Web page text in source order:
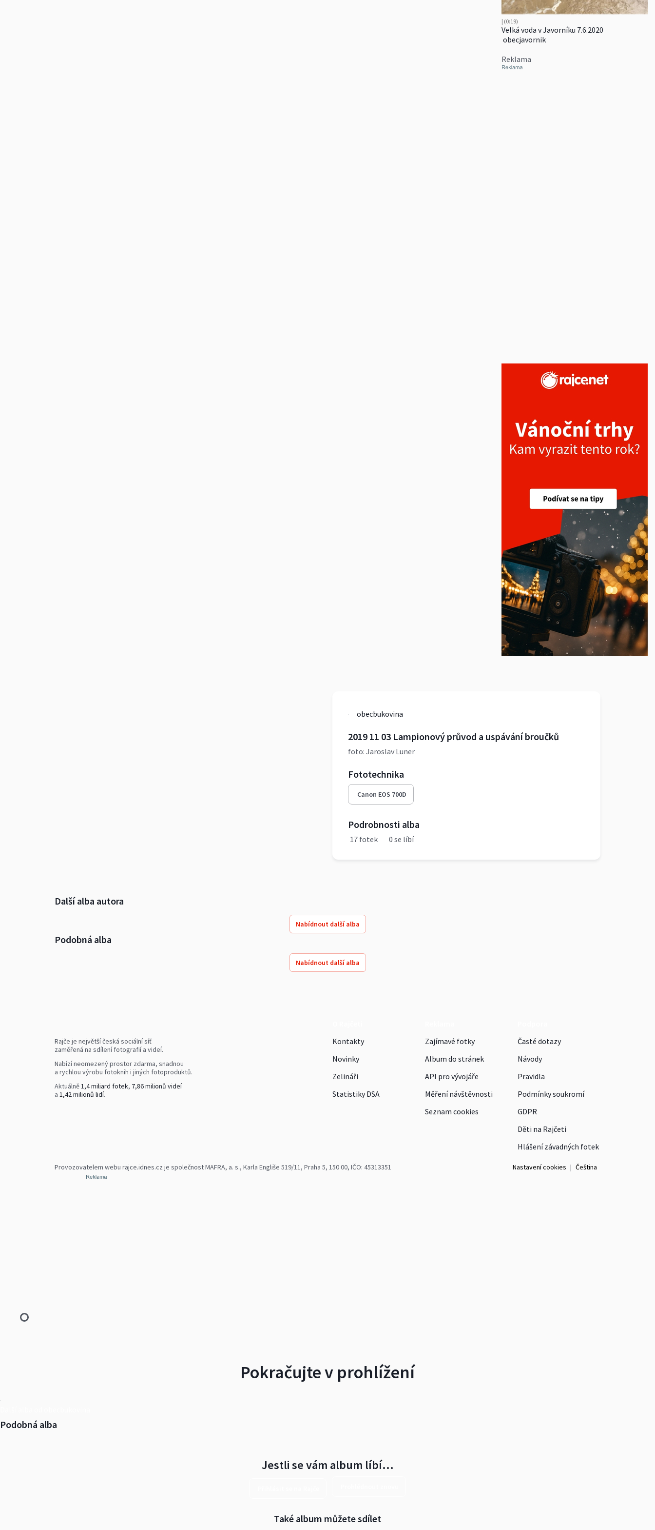
| (0:19)
Velká voda v Javorníku 7.6.2020
obecjavornik
Reklama
obecbukovina
2019 11 03 Lampionový průvod a uspávání broučků
foto: Jaroslav Luner
Fototechnika
Canon EOS 700D
Podrobnosti alba
17 fotek 0 se líbí
Další alba autora
Nabídnout další alba
Podobná alba
Nabídnout další alba
Rajče je největší česká sociální síť
zaměřená na sdílení fotografií a videí.
Nabízí neomezený prostor zdarma, snadnou
a rychlou výrobu fotoknih i jiných fotoproduktů.
Aktuálně1,4 miliard fotek, 7,86 milionů videí
a 1,42 milionů lidí.
Kontakty
Novinky
Zelináři
Statistiky DSA
Zajímavé fotky
Album do stránek
API pro vývojáře
Měření návštěvnosti
Seznam cookies
Časté dotazy
Návody
Pravidla
Podmínky soukromí
GDPR
Děti na Rajčeti
Hlášení závadných fotek
Provozovatelem webu rajce.idnes.cz je společnost MAFRA, a. s., Karla Engliše 519/11, Praha 5, 150 00, IČO: 45313351 Nastavení cookies | Čeština
Pokračujte v prohlížení
Podobná alba
Jestli se vám album líbí…
Také album můžete sdílet